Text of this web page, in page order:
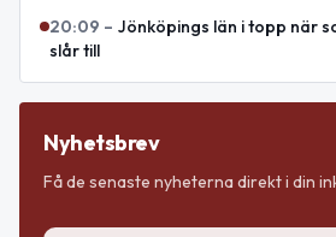
20:09 – Jönköpings län i topp när
slår till
Nyhetsbrev
Få de senaste nyheterna direkt i din